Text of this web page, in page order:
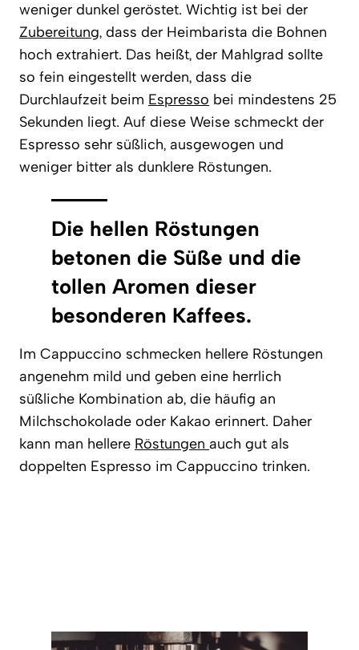
weniger dunkel geröstet. Wichtig ist bei der
Zubereitung, dass der Heimbarista die Bohnen
hoch extrahiert. Das heißt, der Mahlgrad sollte
so fein eingestellt werden, dass die
Durchlaufzeit beim Espresso bei mindestens 25
Sekunden liegt. Auf diese Weise schmeckt der
Espresso sehr süßlich, ausgewogen und
weniger bitter als dunklere Röstungen.
Die hellen Röstungen
betonen die Süße und die
tollen Aromen dieser
besonderen Kaffees.
Im Cappuccino schmecken hellere Röstungen
angenehm mild und geben eine herrlich
süßliche Kombination ab, die häufig an
Milchschokolade oder Kakao erinnert. Daher
kann man hellere Röstungen auch gut als
doppelten Espresso im Cappuccino trinken.